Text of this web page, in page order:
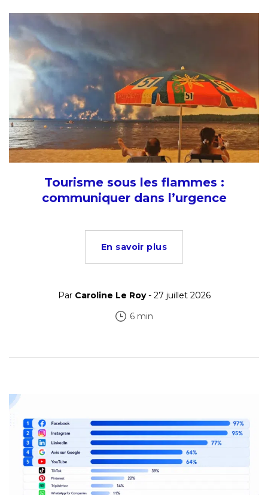
Tourisme sous les flammes :
communiquer dans l’urgence
En savoir plus
Par Caroline Le Roy- 27 juillet 2026
6 min